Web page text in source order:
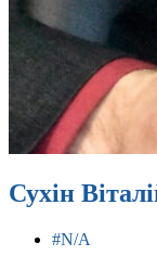
Сухін
#N/A